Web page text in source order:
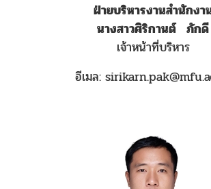
ฝ่ายบริหารงานสำนักงา
นางสาวศิริกานต์ ภักดี
เจ้าหน้าที่บริหาร
อีเมล: